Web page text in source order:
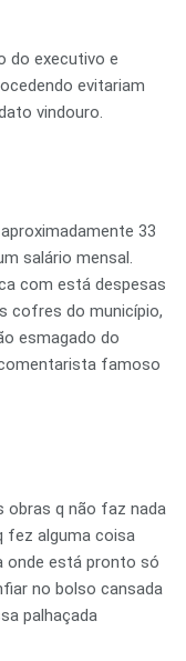
do executivo e
evitariam
vindouro.
33
salário mensal.
com está despesas
cofres do município,
esmagado do
famoso
obras q não faz nada
fez alguma coisa
onde está pronto só
no bolso cansada
palhaçada